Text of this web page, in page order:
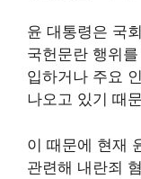
윤 대통령은 국
국헌문란 행위
입하거나 주요
나오고 있기 때
이 때문에 현재
관련해 내란죄